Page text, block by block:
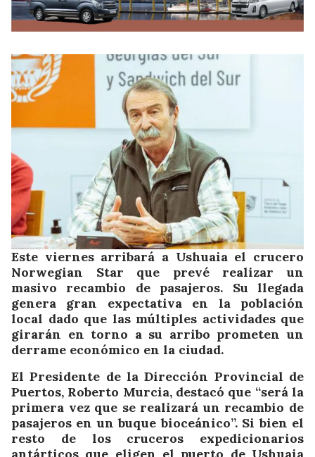
Este viernes arribará a Ushuaia el crucero
Norwegian Star que prevé realizar un
masivo recambio de pasajeros. Su llegada
genera gran expectativa en la población
local dado que las múltiples actividades que
girarán en torno a su arribo prometen un
derrame económico en la ciudad.
El Presidente de la Dirección Provincial de
Puertos, Roberto Murcia, destacó que “será la
primera vez que se realizará un recambio de
pasajeros en un buque bioceánico”. Si bien el
resto de los cruceros expedicionarios